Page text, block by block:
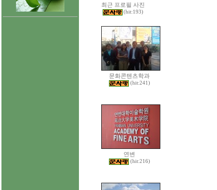
최근 프로필 사진
(hit:193)
문화콘텐츠학과
(hit:241)
연변
(hit:216)